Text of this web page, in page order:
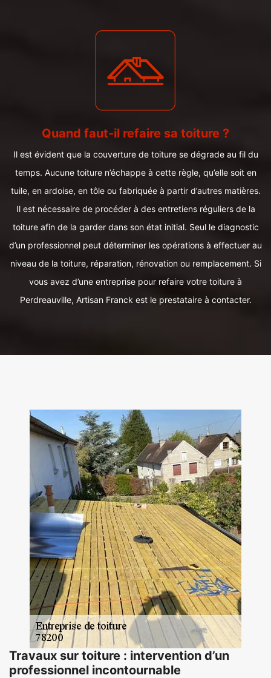
Quand faut-il refaire sa toiture ?
Il est évident que la couverture de toiture se dégrade au fil du
temps. Aucune toiture n’échappe à cette règle, qu’elle soit en
tuile, en ardoise, en tôle ou fabriquée à partir d’autres matières.
Il est nécessaire de procéder à des entretiens réguliers de la
toiture afin de la garder dans son état initial. Seul le diagnostic
d’un professionnel peut déterminer les opérations à effectuer au
niveau de la toiture, réparation, rénovation ou remplacement. Si
vous avez d’une entreprise pour refaire votre toiture à
Perdreauville, Artisan Franck est le prestataire à contacter.
Travaux sur toiture : intervention d’un
professionnel incontournable